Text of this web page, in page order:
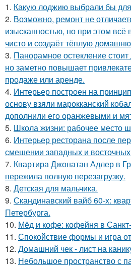
1. Какую лоджию выбрали бы
2. Возможно, ремонт не
изысканностью, но при этом всё
чисто и создаёт тёплую
3. Панорамное остекление
но заметно повышает
продаже или аренде.
4. Интерьер построен на
основу взяли марокканский
дополнили его оранжевыми и
5. Школа жизни: рабочее место
6. Интерьер ресторана после
смешении западных и
7. Квартира Джонатан Адлер в
пережила полную перезагрузку.
8. Детская для мальчика.
9. Скандинавский вайб 60-х:
Петербурга.
10. Мёд и кофе: кофейня в
11. Спокойствие формы и игра
12. Домашний чек - лист на
13. Небольшое пространство с